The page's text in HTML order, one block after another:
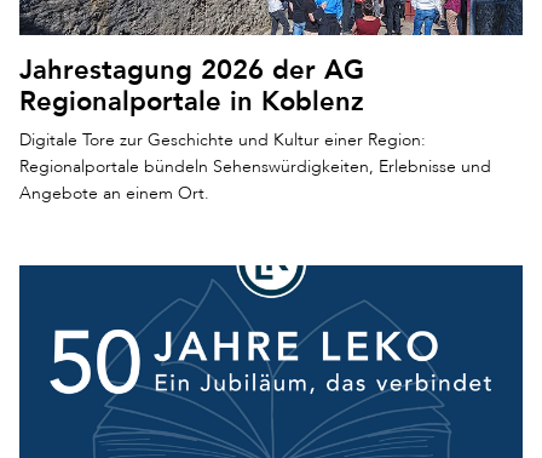
Jahrestagung 2026 der AG
Regionalportale in Koblenz
Digitale Tore zur Geschichte und Kultur einer Region:
Regionalportale bündeln Sehenswürdigkeiten, Erlebnisse und
Angebote an einem Ort.